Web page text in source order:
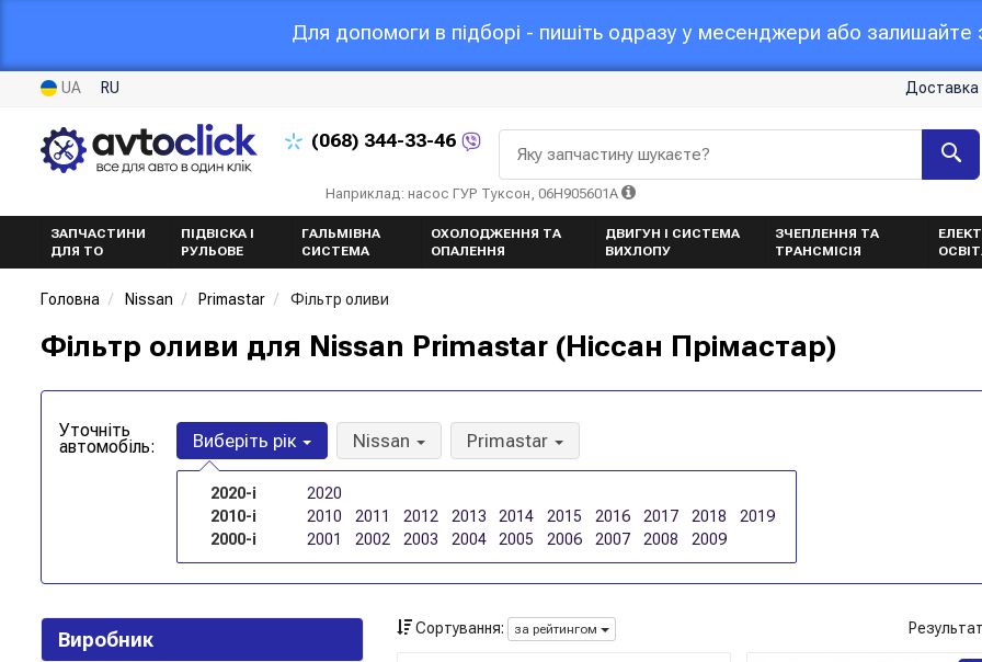
Для допомоги в підборі - пишіть одразу у месенджери або залишайте
UA RU Доставка
(068) 344-33-46
Яку запчастину шукаєте?
Наприклад: насос ГУР Туксон, 06H905601A
ЗАПЧАСТИНИ
ДЛЯ ТО
ПІДВІСКА І
РУЛЬОВЕ
ГАЛЬМІВНА
СИСТЕМА
ОХОЛОДЖЕННЯ ТА
ОПАЛЕННЯ
ДВИГУН І СИСТЕМА
ВИХЛОПУ
ЗЧЕПЛЕННЯ ТА
ТРАНСМІСІЯ
Головна Nissan Primastar Фільтр оливи
Фільтр оливи для Nissan Primastar (Ніссан Прімастар)
Уточніть
автомобіль: Виберіть рік
2020-і
2020
2010-і
2010 2011 2012 2013 2014 2015 2016 2017 2018
2019
2000-і
2001 2002 2003 2004 2005 2006 2007 2008 2009
Nissan Primastar
Виробник Сортування: за рейтингом